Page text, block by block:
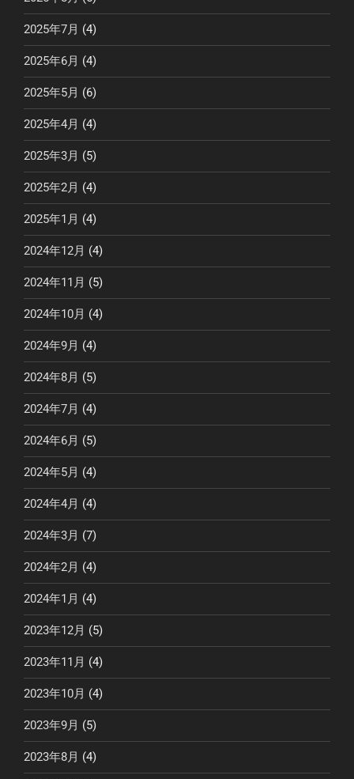
2025年7月 (4)
2025年6月 (4)
2025年5月 (6)
2025年4月 (4)
2025年3月 (5)
2025年2月 (4)
2025年1月 (4)
2024年12月 (4)
2024年11月 (5)
2024年10月 (4)
2024年9月 (4)
2024年8月 (5)
2024年7月 (4)
2024年6月 (5)
2024年5月 (4)
2024年4月 (4)
2024年3月 (7)
2024年2月 (4)
2024年1月 (4)
2023年12月 (5)
2023年11月 (4)
2023年10月 (4)
2023年9月 (5)
2023年8月 (4)